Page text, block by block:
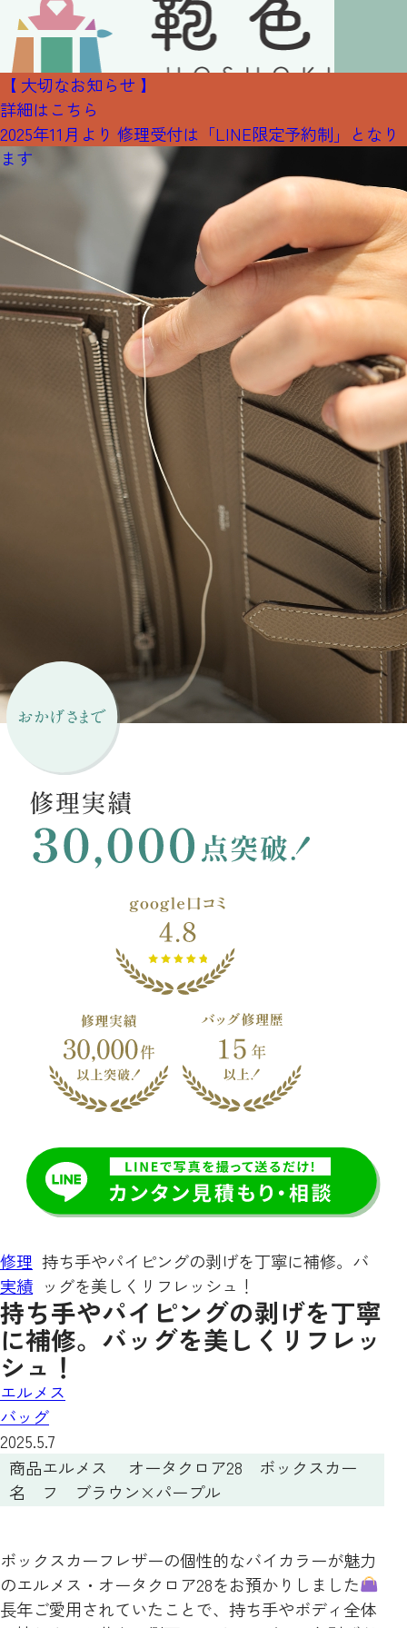
【 大切なお知らせ 】
詳細はこちら
2025年11月より 修理受付は「LINE限定予約制」となり
ます
修理
実績
持ち手やパイピングの剥げを丁寧に補修。バ
ッグを美しくリフレッシュ！
持ち手やパイピングの剥げを丁寧
に補修。バッグを美しくリフレッ
シュ！
エルメス
バッグ
2025.5.7
商品
名
エルメス オータクロア28 ボックスカー
フ ブラウン×パープル
ボックスカーフレザーの個性的なバイカラーが魅力
のエルメス・オータクロア28をお預かりしました
長年ご愛用されていたことで、持ち手やボディ全体